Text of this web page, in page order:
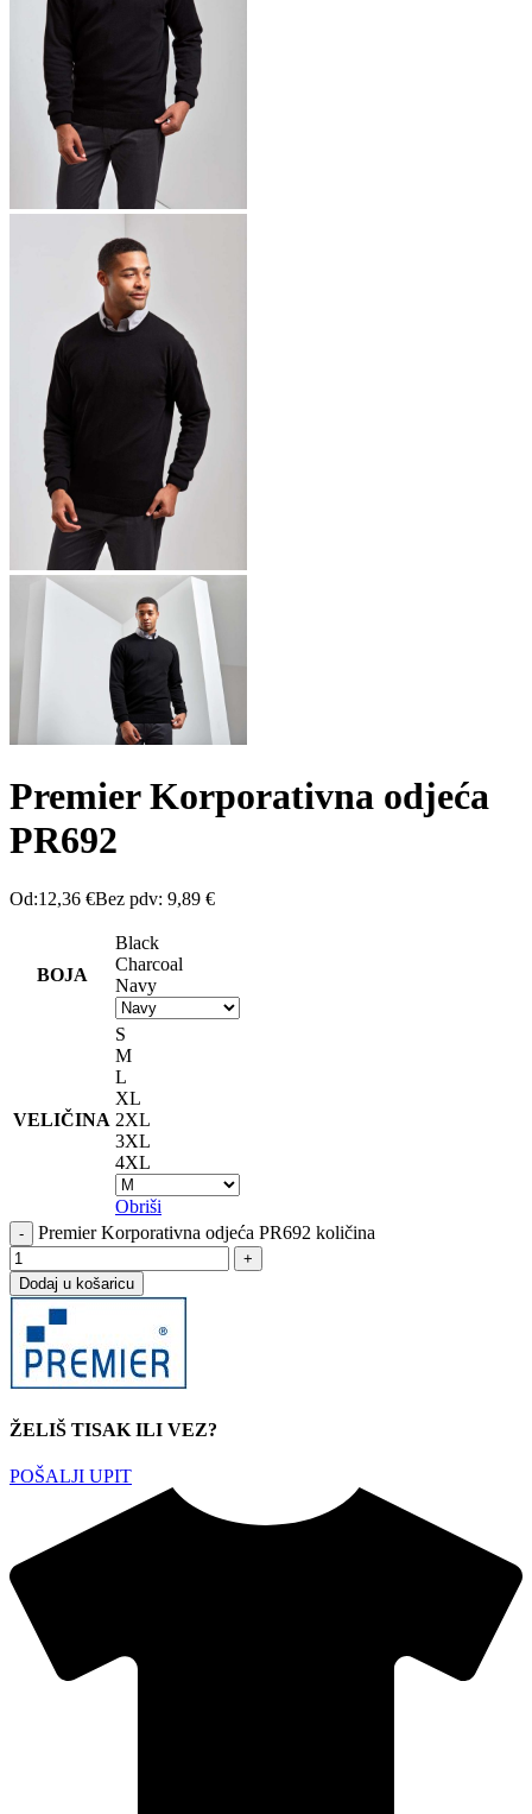
Premier Korporativna odjeća
PR692
Od:12,36 €Bez pdv: 9,89 €
BOJA
Black
Charcoal
Navy
VELIČINA
S
M
L
XL
2XL
3XL
4XL
Obriši
Premier Korporativna odjeća PR692 količina
Dodaj u košaricu
ŽELIŠ TISAK ILI VEZ?
POŠALJI UPIT